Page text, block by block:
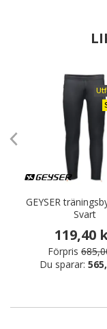
GEYSER
Svart
119,40
Förpris
Du sparar: